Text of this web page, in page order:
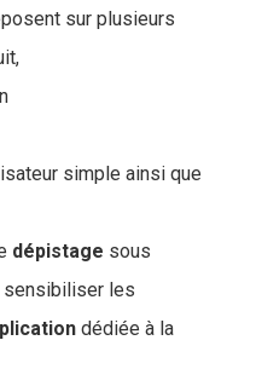
sur plusieurs
simple ainsi que
dépistage sous
sensibiliser les
dédiée à la